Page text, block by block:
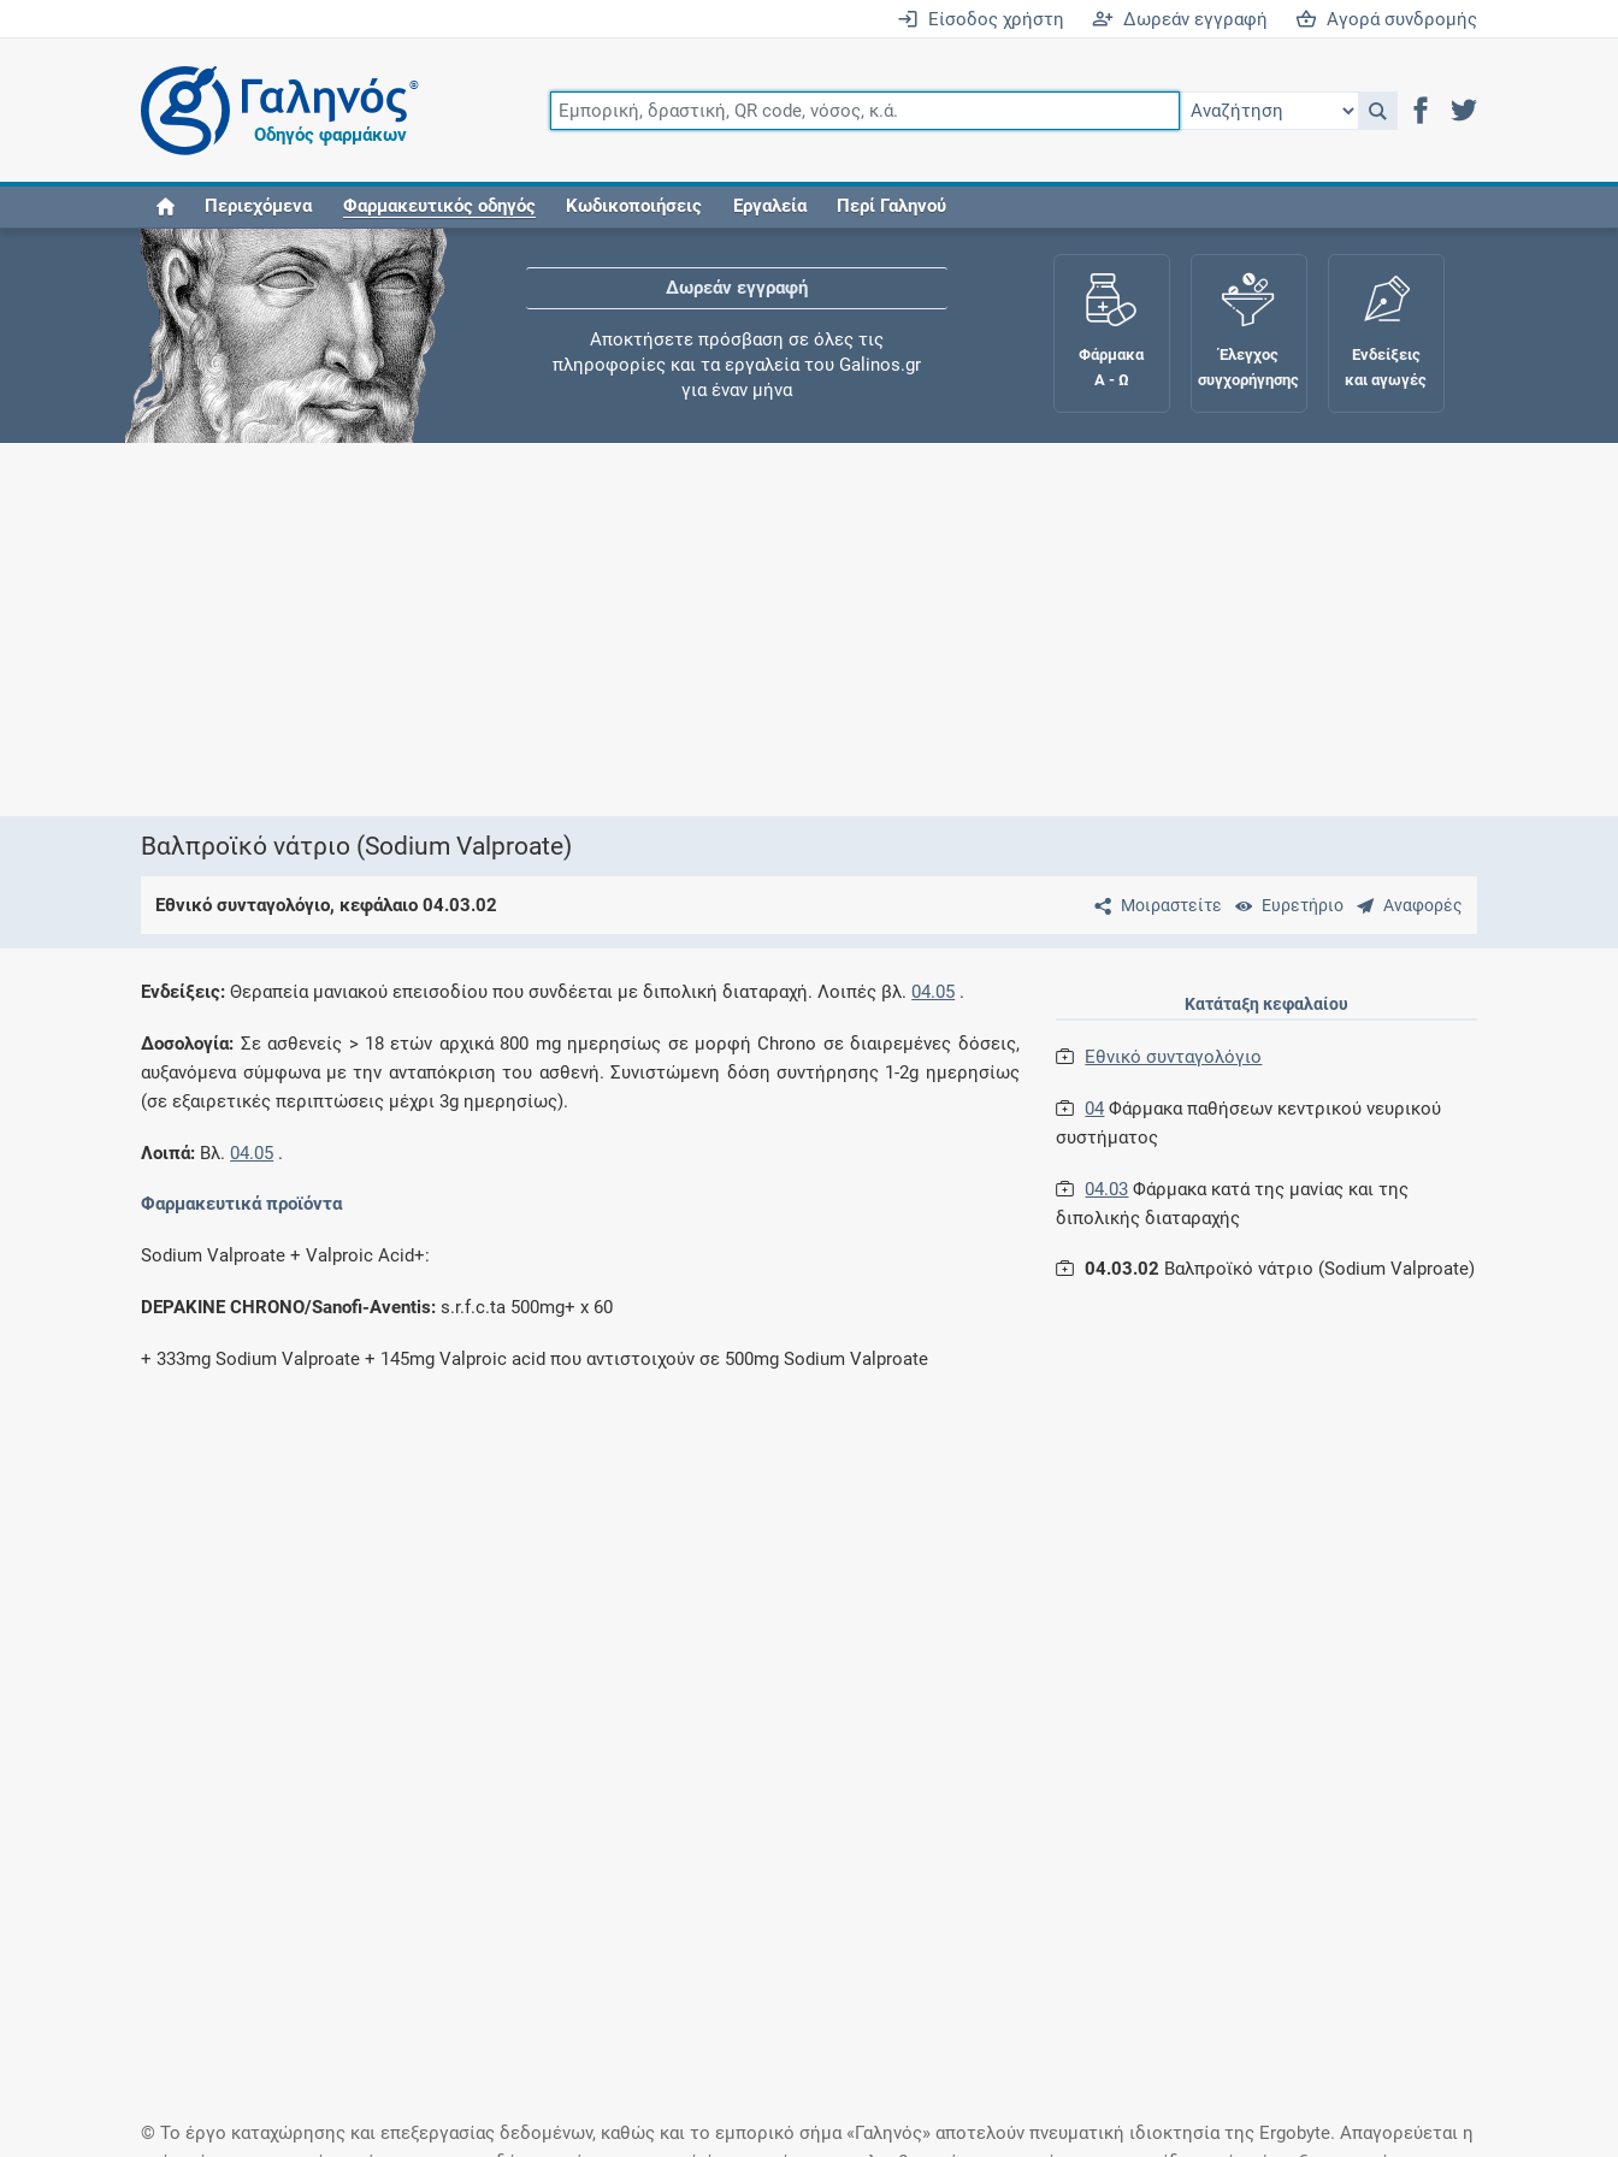
Είσοδος χρήστη Δωρεάν εγγραφή Αγορά συνδρομής
®
Οδηγός φαρμάκων
Περιεχόμενα Φαρμακευτικός οδηγός Κωδικοποιήσεις Εργαλεία Περί Γαληνού
Δωρεάν εγγραφή
Αποκτήσετε πρόσβαση σε όλες τις
πληροφορίες και τα εργαλεία του Galinos.gr
για έναν μήνα
Ενημερωθείτε για την ασφάλεια χορήγησης
εγκυμοσύνης ή του θηλασμού
Φάρμακα
Α - Ω
Έλεγχος
συγχορήγησης
Ενδείξεις
και αγωγές
Βαλπροϊκό νάτριο (Sodium Valproate)
Μοιραστείτε Ευρετήριο Αναφορές
Εθνικό συνταγολόγιο, κεφάλαιο 04.03.02
Eνδείξεις: Θεραπεία μανιακού επεισοδίου που συνδέεται με διπολική διαταραχή. Λοιπές βλ.04.05 .
Δοσολογία: Σε ασθενείς > 18 ετών αρχικά 800 mg ημερησίως σε μορφή Chrono σε διαιρεμένες δόσεις,
αυξανόμενα σύμφωνα με την ανταπόκριση του ασθενή. Συνιστώμενη δόση συντήρησης 1-2g ημερησίως
(σε εξαιρετικές περιπτώσεις μέχρι 3g ημερησίως).
Λοιπά: Βλ.04.05 .
Φαρμακευτικά προϊόντα
Sodium Valproate + Valproic Αcid+:
DEPAKINE CHRONO/Sanofi-Aventis: s.r.f.c.ta 500mg+ x 60
+ 333mg Sodium Valproate + 145mg Valproic acid που αντιστοιχούν σε 500mg Sodium Valproate
Κατάταξη κεφαλαίου
Εθνικό συνταγολόγιο
04 Φάρμακα παθήσεων κεντρικού νευρικού
συστήματος
04.03 Φάρμακα κατά της μανίας και της
διπολικής διαταραχής
04.03.02 Βαλπροϊκό νάτριο (Sodium Valproate)
© Το έργο καταχώρησης και επεξεργασίας δεδομένων, καθώς και το εμπορικό σήμα «Γαληνός» αποτελούν πνευματική ιδιοκτησία της Ergobyte. Απαγορεύεται η